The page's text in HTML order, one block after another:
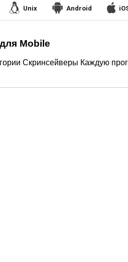
Unix Android
Mobile
Скринсейверы Каждую